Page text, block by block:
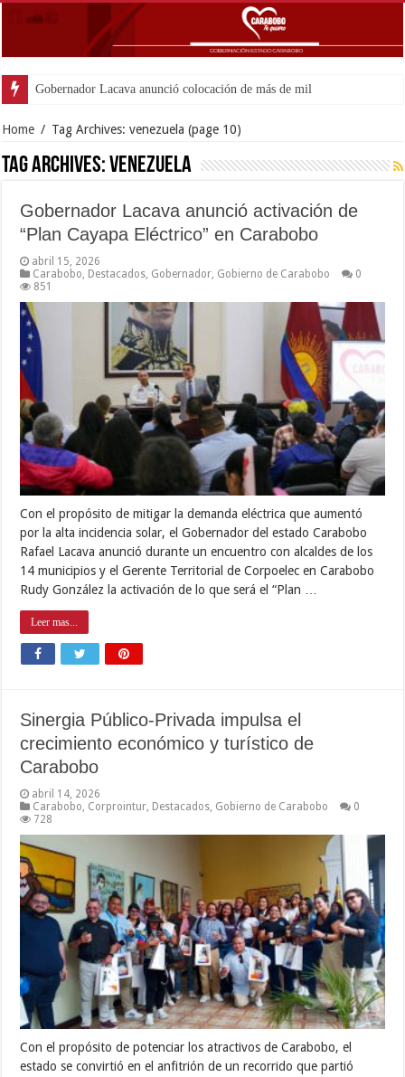
Home / Tag Archives: venezuela (page 10)
Tag Archives:venezuela
Gobernador Lacava anunció activación de
“Plan Cayapa Eléctrico” en Carabobo
abril 15, 2026
Carabobo Destacados Gobernador Gobierno de Carabobo
0
851
Con el propósito de mitigar la demanda eléctrica que aumentó
por la alta incidencia solar, el Gobernador del estado Carabobo
Rafael Lacava anunció durante un encuentro con alcaldes de los
14 municipios y el Gerente Territorial de Corpoelec en Carabobo
Rudy González la activación de lo que será el “Plan …
Leer mas...
Sinergia Público-Privada impulsa el
crecimiento económico y turístico de
Carabobo
abril 14, 2026
Carabobo, Corprointur, Destacados, Gobierno de Carabobo
0
728
Con el propósito de potenciar los atractivos de Carabobo, el
estado se convirtió en el anfitrión de un recorrido que partió